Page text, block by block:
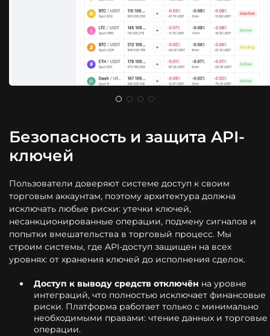
Безопасность и защита API-
ключей
Пользователи доверяют системе доступ к своим
торговым аккаунтам, поэтому архитектура должна
исключать любые риски: утечки ключей,
несанкционированные операции, подмену сигналов и
попытки вмешательства в торговый процесс. Мы
строим системы, где API-доступ защищен на всех
уровнях: от хранения ключей до исполнения сделок.
Доступ к выводу средств отключён на уровне
интеграций, что полностью исключает финансовые
риски. Платформа работает только с минимально
необходимыми правами: чтение данных и торговые
операции.